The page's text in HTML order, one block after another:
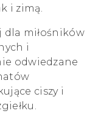
i zimą.
dla miłośników
i
odwiedzane
ciszy i